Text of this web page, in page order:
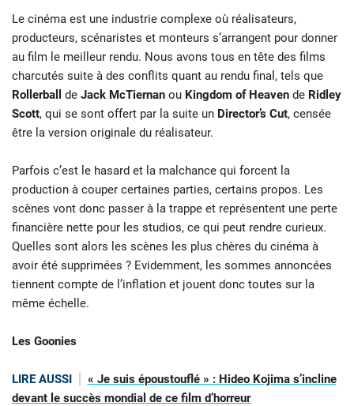
Le cinéma est une industrie complexe où réalisateurs,
producteurs, scénaristes et monteurs s’arrangent pour donner
au film le meilleur rendu. Nous avons tous en tête des films
charcutés suite à des conflits quant au rendu final, tels que
Rollerball
de Jack McTiernan ou Kingdom of Heaven de Ridley
Scott, qui se sont offert par la suite un Director’s Cut, censée
être la version originale du réalisateur.
Parfois c’est le hasard et la malchance qui forcent la
production à couper certaines parties, certains propos. Les
scènes vont donc passer à la trappe et représentent une perte
financière nette pour les studios, ce qui peut rendre curieux.
Quelles sont alors les scènes les plus chères du cinéma à
avoir été supprimées ? Evidemment, les sommes annoncées
tiennent compte de l’inflation et jouent donc toutes sur la
même échelle.
Les Goonies
LIRE AUSSI
« Je suis époustouflé » : Hideo Kojima s’incline
devant le succès mondial de ce film d’horreur